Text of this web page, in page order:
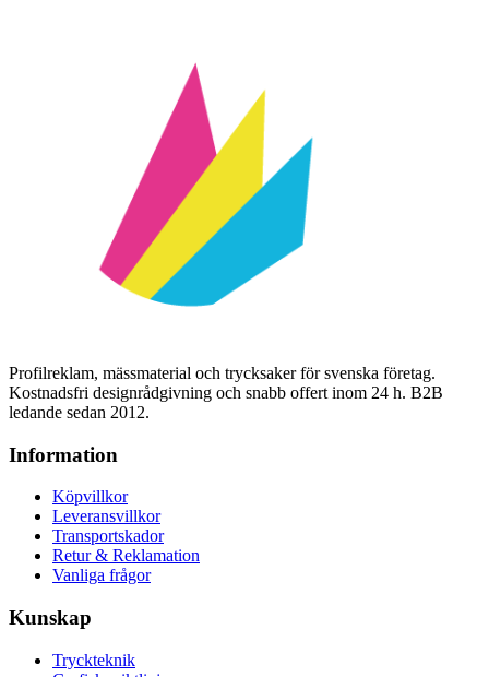
Profilreklam, mässmaterial och trycksaker för svenska företag.
Kostnadsfri designrådgivning och snabb offert inom 24 h. B2B
ledande sedan 2012.
Information
Köpvillkor
Leveransvillkor
Transportskador
Retur & Reklamation
Vanliga frågor
Kunskap
Tryckteknik